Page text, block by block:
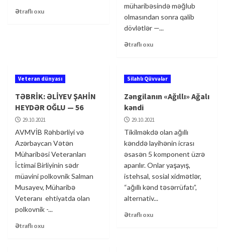
Ətraflı oxu
müharibəsində məğlub
olmasından sonra qalib
dövlətlər —...
Ətraflı oxu
Veteran dünyası
TƏBRİK: ƏLİYEV ŞAHİN
HEYDƏR OĞLU — 56
29.10.2021
AVMVİB Rəhbərliyi və
Azərbaycan Vətən
Müharibəsi Veteranları
İctimai Birliyinin sədr
müavini polkovnik Salman
Musayev, Müharibə
Veteranı ehtiyatda olan
polkovnik -...
Ətraflı oxu
Silahlı Qüvvələr
Zəngilanın «Ağıllı» Ağalı
kəndi
29.10.2021
Tikilməkdə olan ağıllı
kənddə layihənin icrası
əsasən 5 komponent üzrə
aparılır. Onlar yaşayış,
istehsal, sosial xidmətlər,
“ağıllı kənd təsərrüfatı”,
alternativ...
Ətraflı oxu